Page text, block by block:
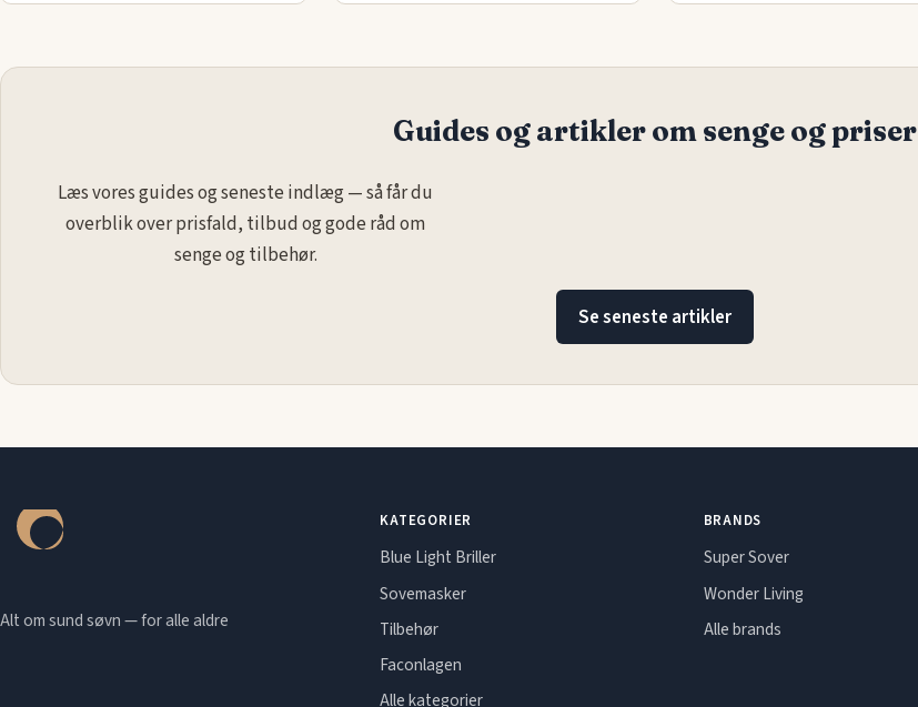
Guides og artikler om senge og priser
Læs vores guides og seneste indlæg — så får du
overblik over prisfald, tilbud og gode råd om
senge og tilbehør.
Se seneste artikler
Alt om sund søvn — for alle aldre
KATEGORIER
Blue Light Briller
Sovemasker
Tilbehør
Faconlagen
Alle kategorier
BRANDS
Super Sover
Wonder Living
Alle brands